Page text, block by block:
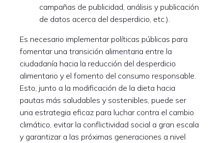
campañas de publicidad, análisis y publicación
de datos acerca del desperdicio, etc.).
Es necesario implementar políticas públicas para
fomentar una transición alimentaria entre la
ciudadanía hacia la reducción del desperdicio
alimentario y el fomento del consumo responsable.
Esto, junto a la modificación de la dieta hacia
pautas más saludables y sostenibles, puede ser
una estrategia eficaz para luchar contra el cambio
climático, evitar la conflictividad social a gran escala
y garantizar a las próximas generaciones a nivel